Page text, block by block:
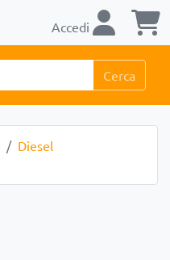
Accedi
Cerca
Diesel